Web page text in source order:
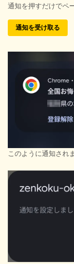
通知を押すだけでペ
通知を受け取る
このように通知され